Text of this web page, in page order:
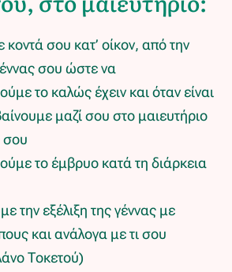
σου κατ’ οίκον, από την
σου ώστε να
το καλώς έχειν και όταν είναι
μαζί σου στο μαιευτήριο
σου
το έμβρυο κατά τη διάρκεια
την εξέλιξη της γέννας με
και ανάλογα με τι σου
Τοκετού)